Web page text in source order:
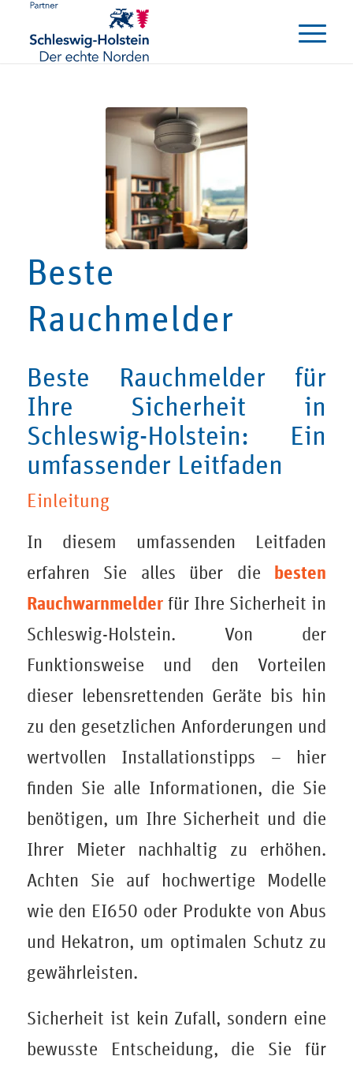
Beste
Rauchmelder
Beste Rauchmelder für
Ihre Sicherheit in
Schleswig-Holstein: Ein
umfassender Leitfaden
Einleitung
In diesem umfassenden Leitfaden
erfahren Sie alles über die besten
Rauchwarnmelderfür Ihre Sicherheit in
Schleswig-Holstein. Von der
Funktionsweise und den Vorteilen
dieser lebensrettenden Geräte bis hin
zu den gesetzlichen Anforderungen und
wertvollen Installationstipps – hier
finden Sie alle Informationen, die Sie
benötigen, um Ihre Sicherheit und die
Ihrer Mieter nachhaltig zu erhöhen.
Achten Sie auf hochwertige Modelle
wie den EI650 oder Produkte von Abus
und Hekatron, um optimalen Schutz zu
gewährleisten.
Sicherheit ist kein Zufall, sondern eine
bewusste Entscheidung, die Sie für